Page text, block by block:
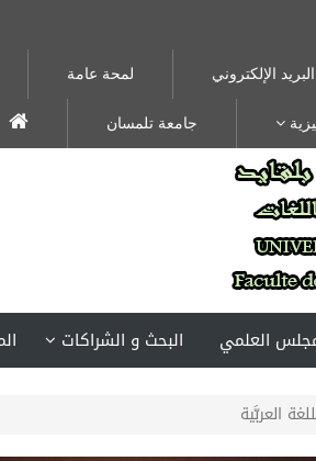
البريد الإلكتروني لمحة عامة
جامعة تلمسان
العلمي البحث و الشراكات
العربَّية